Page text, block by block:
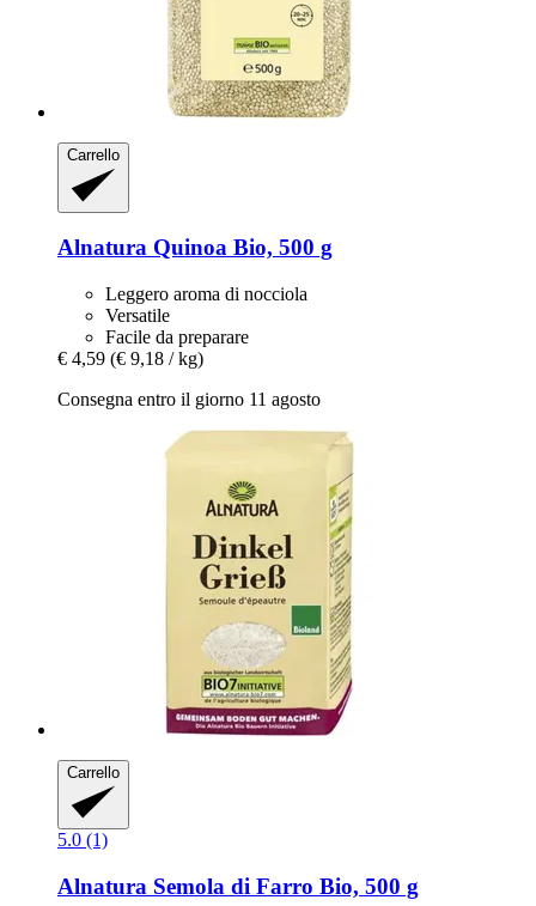
Carrello
Alnatura Quinoa Bio, 500 g
Leggero aroma di nocciola
Versatile
Facile da preparare
€ 4,59 (€ 9,18 / kg)
Consegna entro il giorno 11 agosto
Carrello
5.0 (1)
Alnatura Semola di Farro Bio, 500 g